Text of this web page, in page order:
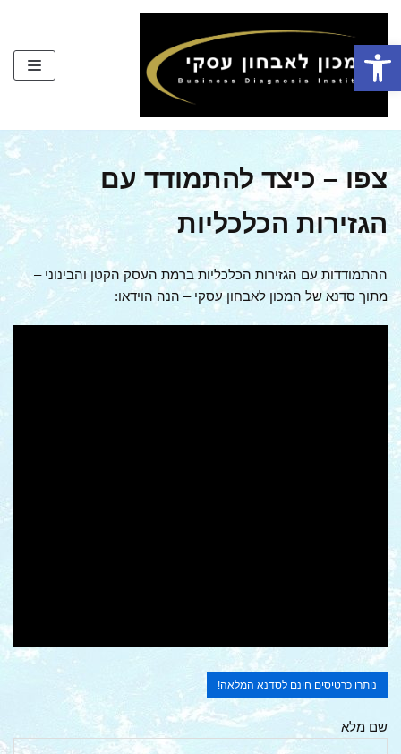
פתח סרגל נגישות
content
צפו – כיצד להתמודד עם
הגזירות הכלכליות
ההתמודדות עם הגזירות הכלכליות ברמת העסק הקטן והבינוני –
מתוך סדנא של המכון לאבחון עסקי – הנה הוידאו:
שם מלא